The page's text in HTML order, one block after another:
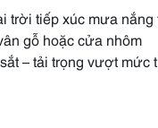
trời tiếp xúc mưa nắng
gỗ hoặc cửa nhôm
– tải trọng vượt mức